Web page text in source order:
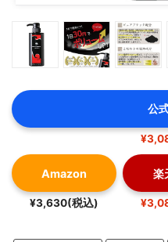
公
Amazon
¥3,630(税込)
楽